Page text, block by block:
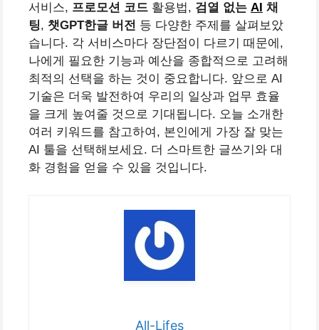
서비스, 프로모션 코드 활용법, 검열 없는 AI 채
팅, 챗GPT한글 버전 등 다양한 주제를 살펴보았
습니다. 각 서비스마다 장단점이 다르기 때문에,
나에게 필요한 기능과 예산을 종합적으로 고려해
최적의 선택을 하는 것이 중요합니다. 앞으로 AI
기술은 더욱 발전하여 우리의 일상과 업무 효율
을 크게 높여줄 것으로 기대됩니다. 오늘 소개한
여러 키워드를 참고하여, 본인에게 가장 잘 맞는
AI 툴을 선택해보세요. 더 스마트한 글쓰기와 대
화 경험을 얻을 수 있을 것입니다.
All-Lifes